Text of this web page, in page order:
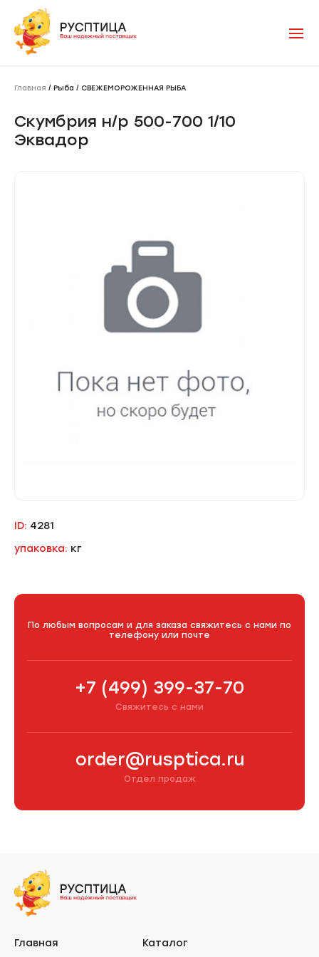
Главная / Рыба / СВЕЖЕМОРОЖЕННАЯ РЫБА
Скумбрия н/р 500-700 1/10
Эквадор
ID: 4281
упаковка: кг
По любым вопросам и для заказа свяжитесь с нами по
телефону или почте
+7 (499) 399-37-70
Свяжитесь с нами
order@rusptica.ru
Отдел продаж
Главная Каталог